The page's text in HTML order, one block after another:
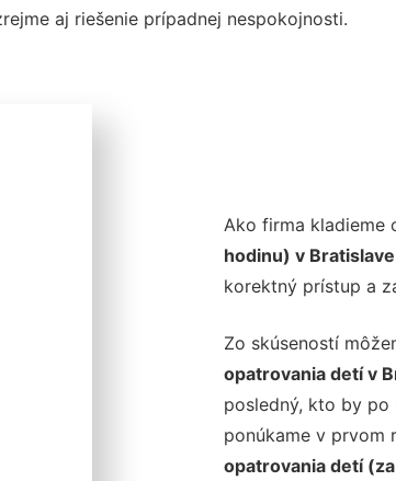
aj riešenie prípadnej nespokojnosti.
Ako firma kladieme
hodinu) v Bratislave
korektný prístup a
Zo skúseností
opatrovania detí v
posledný, kto by
ponúkame v prvom
opatrovania detí